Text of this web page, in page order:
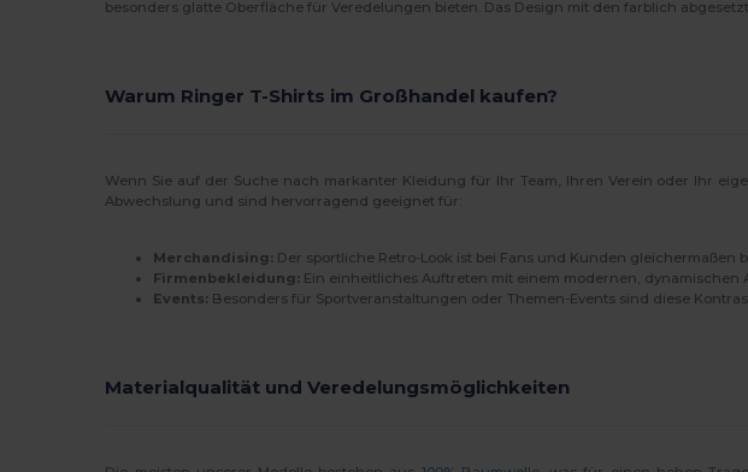
besonders glatte Oberfläche für Veredelungen bieten. Das Design mit den farblich
Warum Ringer T-Shirts im Großhandel kaufen?
Wenn Sie auf der Suche nach markanter Kleidung für Ihr Team, Ihren Verein oder Ihr
Abwechslung und sind hervorragend geeignet für:
Merchandising: Der sportliche Retro-Look ist bei Fans und Kunden gleichermaßen
Firmenbekleidung: Ein einheitliches Auftreten mit einem modernen, dynamischen
Events: Besonders für Sportveranstaltungen oder Themen-Events sind diese
Materialqualität und Veredelungsmöglichkeiten